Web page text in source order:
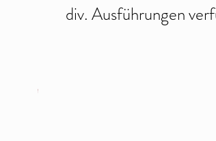
div. Ausführungen